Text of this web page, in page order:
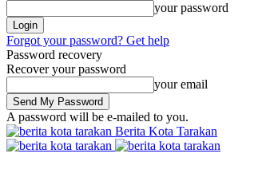
your password
Forgot your password? Get help
Password recovery
Recover your password
your email
A password will be e-mailed to you.
Berita Kota Tarakan